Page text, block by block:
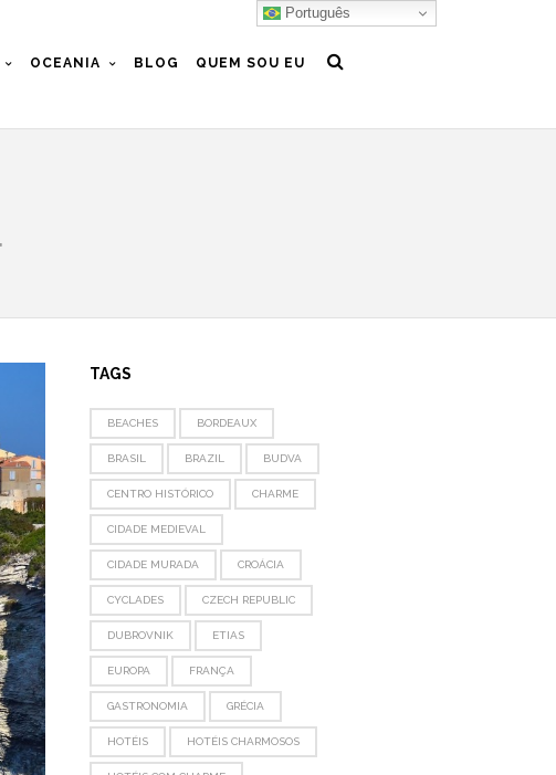
OCEANIA BLOG QUEM SOU EU
TAGS
BEACHES BORDEAUX
BRASIL BRAZIL BUDVA
CENTRO HISTÓRICO CHARME
CIDADE MEDIEVAL
CIDADE MURADA CROÁCIA
CYCLADES CZECH REPUBLIC
DUBROVNIK ETIAS
EUROPA FRANÇA
GASTRONOMIA GRÉCIA
HOTÉIS HOTÉIS CHARMOSOS
Português